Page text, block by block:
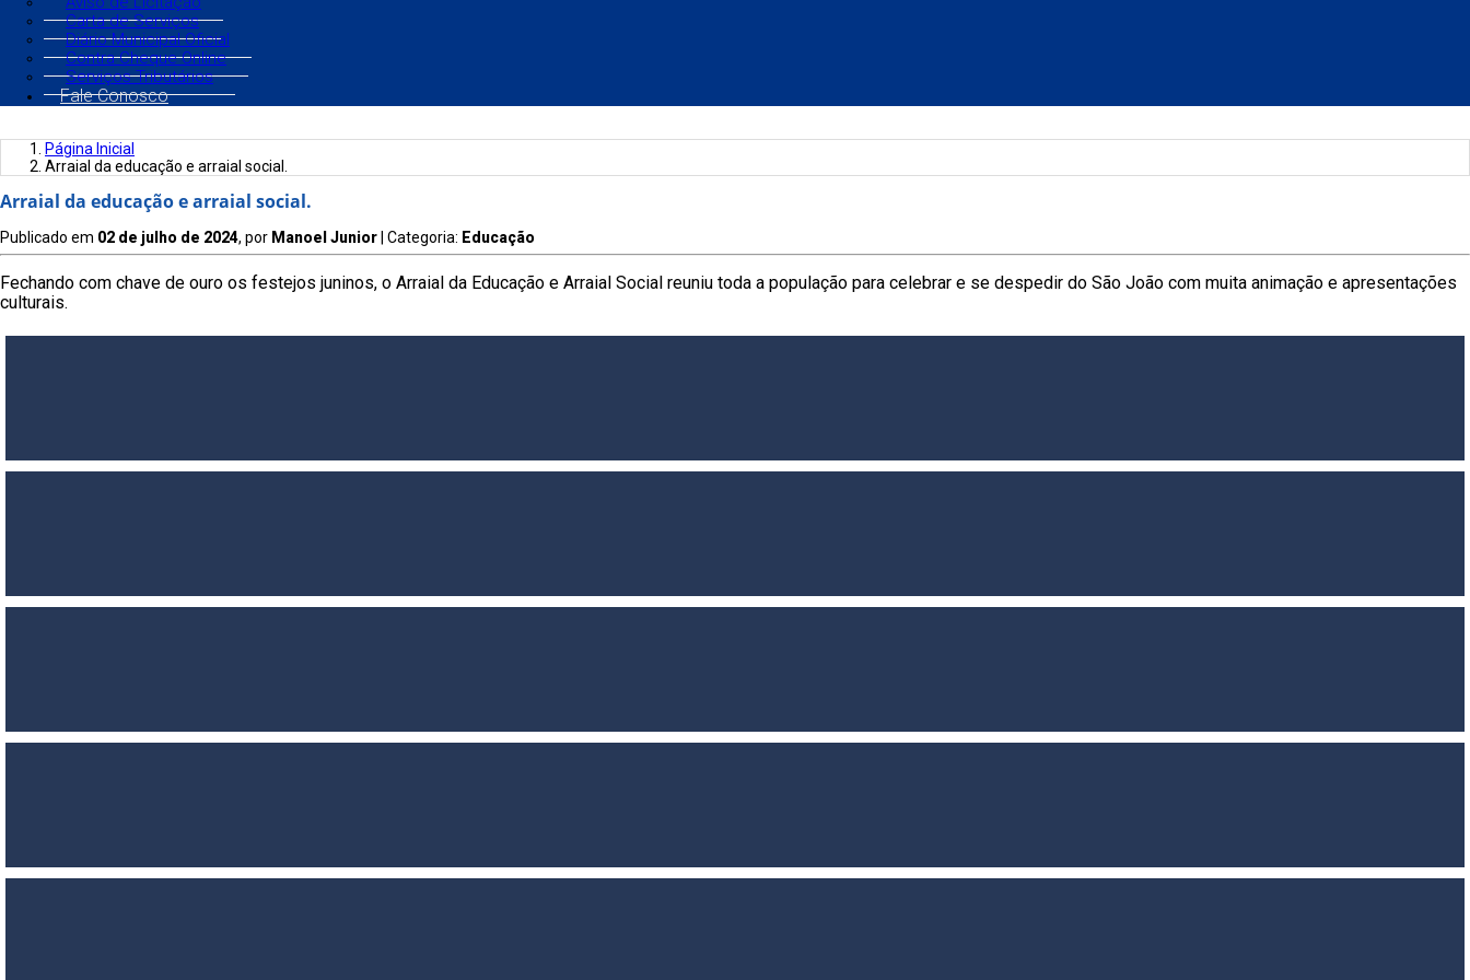
Carta de Serviços
Diário Municipal Oficial
Contra Cheque Online
Serviços Tributários
Fale Conosco
Página Inicial
Arraial da educação e arraial social.
Arraial da educação e arraial social.
Publicado em 02 de julho de 2024, por Manoel Junior | Categoria: Educação
Fechando com chave de ouro os festejos juninos, o Arraial da Educação e Arraial Social reuniu toda a população para celebrar e se despedir do São João com muita animação e apresentações
culturais.